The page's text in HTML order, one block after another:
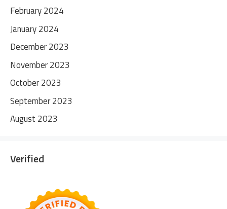
February 2024
January 2024
December 2023
November 2023
October 2023
September 2023
August 2023
Verified